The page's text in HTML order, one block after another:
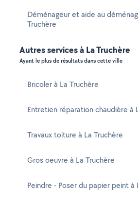
Déménageur et aide au
Truchère
Autres services à La Truchère
Ayant le plus de résultats dans cette ville
Bricoler à La Truchère
Entretien réparation chaudière à
Travaux toiture à La Truchère
Gros oeuvre à La Truchère
Peindre - Poser du papier peint à